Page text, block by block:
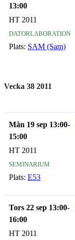
13:00
HT 2011
datorlaboration
Plats: SAM (Sam)
Vecka 38 2011
Mån 19 sep 13:00-
15:00
HT 2011
seminarium
Plats: E53
Tors 22 sep 13:00-
16:00
HT 2011